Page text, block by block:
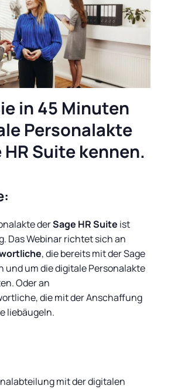
in 45 Minuten
Personalakte
HR Suite kennen.
derSage HR Suite ist
Das Webinar richtet sich an
, die bereits mit der Sage
und um die digitale Personalakte
Oder an
die mit der Anschaffung
liebäugeln.
mit der digitalen